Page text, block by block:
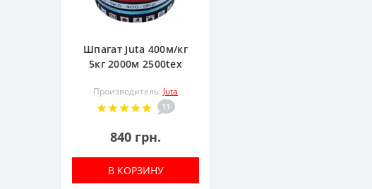
Шпагат Juta 400м/кг
5кг 2000м 2500tex
Производитель: Juta
11
840 грн.
В КОРЗИНУ